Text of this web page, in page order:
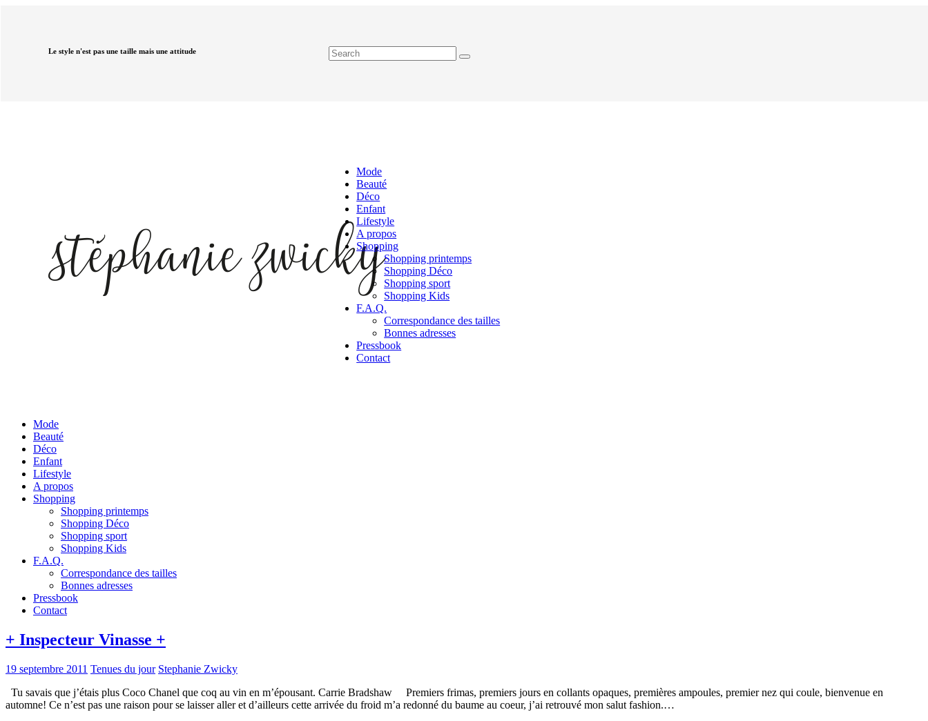
Le style n'est pas une taille mais une attitude
Mode
Beauté
Déco
Enfant
Lifestyle
A propos
Shopping
Shopping printemps
Shopping Déco
Shopping sport
Shopping Kids
F.A.Q.
Correspondance des tailles
Bonnes adresses
Pressbook
Contact
Mode
Beauté
Déco
Enfant
Lifestyle
A propos
Shopping
Shopping printemps
Shopping Déco
Shopping sport
Shopping Kids
F.A.Q.
Correspondance des tailles
Bonnes adresses
Pressbook
Contact
+ Inspecteur Vinasse +
19 septembre 2011 Tenues du jour Stephanie Zwicky
Tu savais que j’étais plus Coco Chanel que coq au vin en m’épousant. Carrie Bradshaw Premiers frimas, premiers jours en collants opaques, premières ampoules, premier nez qui coule, bienvenue en
automne! Ce n’est pas une raison pour se laisser aller et d’ailleurs cette arrivée du froid m’a redonné du baume au coeur, j’ai retrouvé mon salut fashion.…